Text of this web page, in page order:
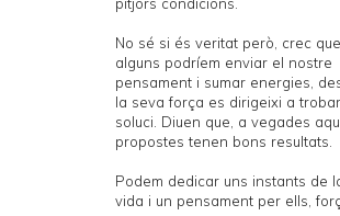
pitjors condicions.
No sé si és veritat però, crec
alguns podríem enviar el nostre
pensament i sumar energies,
la seva força es dirigeixi a
soluci. Diuen que, a vegades
propostes tenen bons resultats.
Podem dedicar uns instants de
vida i un pensament per ells,